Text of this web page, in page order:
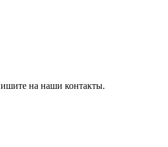
на наши контакты.